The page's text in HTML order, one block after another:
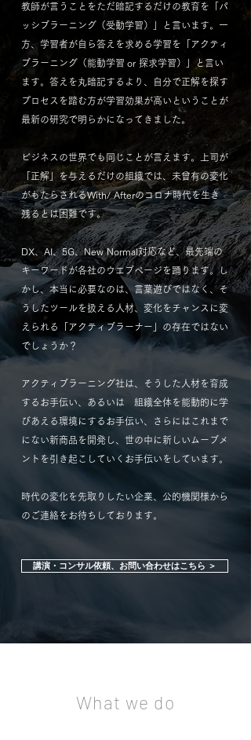
教師が言うことをただ暗記するだけの教育を「パ
ッシブラーニング（受動学習）」と言います。一
方、学習者が自ら答えを求める学習を「アクティ
ブラーニング（能動学習 or 探求学習）」と言い
ます。答えを丸暗記するより、自分で正解を探す
プロセスを踏む方が学習効果が高いということが
最新の研究で明らかになってきました。
ビジネスの世界でも同じことが言えます。上司が
「正解」を与えるだけの組織では、未曾有の変化
がもたらされるWith/ Afterのコロナ時代を生き
残るとは困難です。
DX、AI、5G、New Normal対応など、最先端の
キーワードが各社のウエブページを踊ります。し
かし、本当に必要なのは、言葉遊びではなく、そ
うしたツールを扱える人材、変化をチャンスに変
えられる「アクティブラーナー」の存在ではない
でしょうか？
アクティブラーニング社は、そうした人材を育成
するお手伝い、あるいは 組織全体を能動的に学
びあえる環境にするお手伝い、さらにはこれまで
にない新商品を開発し、世の中に新しいムーブメ
ントを引き起こしていくお手伝いをしています。
時代の変化を先取りしたい企業、公的機関様から
のご連絡をお待ちしております。
講演・コンサル依頼、お問い合わせはこちら ＞
What we do